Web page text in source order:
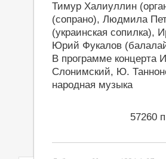
Тимур Халиуллин
(сопрано), Людмила
(украинская сопилка),
Юрий Фукалов
В программе
Слонимский, Ю.
народная музыка
57260